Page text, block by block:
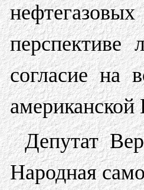
перспективе
согласие на
Депутат
Народная